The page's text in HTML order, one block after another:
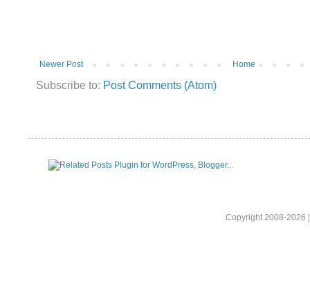
Newer Post Home
Subscribe to: Post Comments (Atom)
Copyright 2008-2026